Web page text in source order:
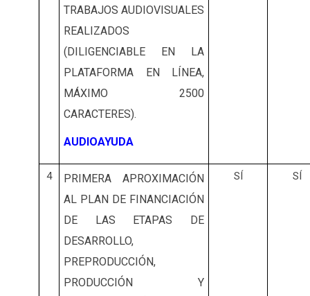
TRABAJOS AUDIOVISUALES
REALIZADOS
(DILIGENCIABLE EN LA
PLATAFORMA EN LÍNEA,
MÁXIMO 2500
CARACTERES).
AUDIOAYUDA
4
PRIMERA APROXIMACIÓN
AL PLAN DE FINANCIACIÓN
DE LAS ETAPAS DE
DESARROLLO,
PREPRODUCCIÓN,
PRODUCCIÓN Y
SÍ SÍ